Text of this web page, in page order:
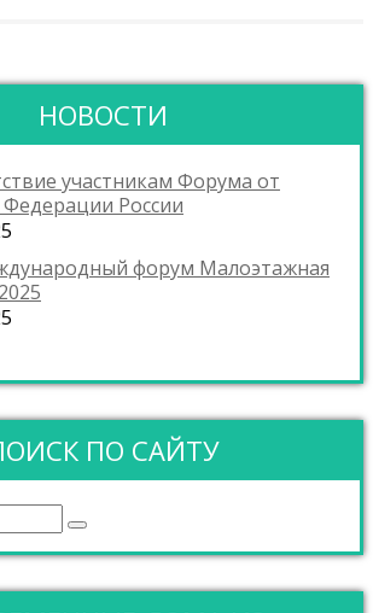
НОВОСТИ
участникам Форума от
России
форум Малоэтажная
ПО САЙТУ